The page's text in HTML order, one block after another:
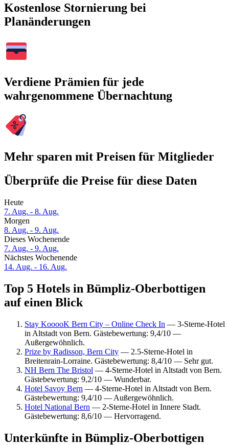
Kostenlose Stornierung bei
Planänderungen
Verdiene Prämien für jede
wahrgenommene Übernachtung
Mehr sparen mit Preisen für Mitglieder
Überprüfe die Preise für diese Daten
Heute
7. Aug. - 8. Aug.
Morgen
8. Aug. - 9. Aug.
Dieses Wochenende
7. Aug. - 9. Aug.
Nächstes Wochenende
14. Aug. - 16. Aug.
Top 5 Hotels in Bümpliz-Oberbottigen
auf einen Blick
Stay KooooK Bern City – Online Check In — 3-Sterne-Hotel
in Altstadt von Bern. Gästebewertung: 9,4/10 —
Außergewöhnlich.
Prize by Radisson, Bern City — 2.5-Sterne-Hotel in
Breitenrain-Lorraine. Gästebewertung: 8,4/10 — Sehr gut.
NH Bern The Bristol — 4-Sterne-Hotel in Altstadt von Bern.
Gästebewertung: 9,2/10 — Wunderbar.
Hotel Savoy Bern — 4-Sterne-Hotel in Altstadt von Bern.
Gästebewertung: 9,4/10 — Außergewöhnlich.
Hotel National Bern — 2-Sterne-Hotel in Innere Stadt.
Gästebewertung: 8,6/10 — Hervorragend.
Unterkünfte in Bümpliz-Oberbottigen